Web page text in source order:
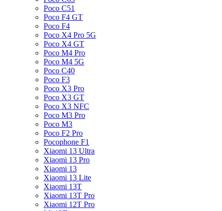
Poco C51
Poco F4 GT
Poco F4
Poco X4 Pro 5G
Poco X4 GT
Poco M4 Pro
Poco M4 5G
Poco C40
Poco F3
Poco X3 Pro
Poco X3 GT
Poco X3 NFC
Poco M3 Pro
Poco M3
Poco F2 Pro
Pocophone F1
Xiaomi 13 Ultra
Xiaomi 13 Pro
Xiaomi 13
Xiaomi 13 Lite
Xiaomi 13T
Xiaomi 13T Pro
Xiaomi 12T Pro